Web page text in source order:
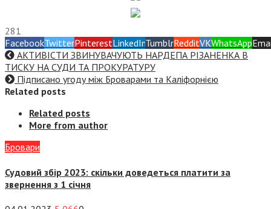
281
FacebookTwitterPinterestLinkedInTumblrRedditVKWhatsApp
АКТИВІСТИ ЗВИНУВАЧУЮТЬ НАРДЕПА РІЗАНЕНКА В
ТИСКУ НА СУДИ ТА ПРОКУРАТУРУ
Підписано угоду між Броварами та Каліфорнією
Related posts
Related posts
More from author
Бровари
Судовий збір 2023: скільки доведеться платити за
звернення з 1 січня